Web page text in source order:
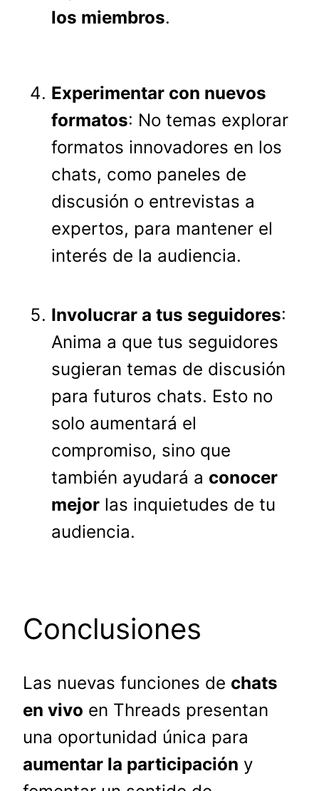
los miembros.
Experimentar con nuevos
formatos: No temas explorar
formatos innovadores en los
chats, como paneles de
discusión o entrevistas a
expertos, para mantener el
interés de la audiencia.
Involucrar a tus seguidores:
Anima a que tus seguidores
sugieran temas de discusión
para futuros chats. Esto no
solo aumentará el
compromiso, sino que
también ayudará a conocer
mejor las inquietudes de tu
audiencia.
Conclusiones
Las nuevas funciones de chats
en vivo en Threads presentan
una oportunidad única para
aumentar la participación y